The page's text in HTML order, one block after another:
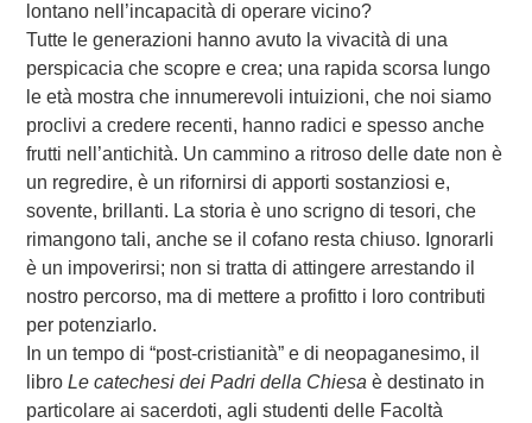
lontano nell’incapacità di operare vicino?
Tutte le generazioni hanno avuto la vivacità di una
perspicacia che scopre e crea; una rapida scorsa lungo
le età mostra che innumerevoli intuizioni, che noi siamo
proclivi a credere recenti, hanno radici e spesso anche
frutti nell’antichità. Un cammino a ritroso delle date non è
un regredire, è un rifornirsi di apporti sostanziosi e,
sovente, brillanti. La storia è uno scrigno di tesori, che
rimangono tali, anche se il cofano resta chiuso. Ignorarli
è un impoverirsi; non si tratta di attingere arrestando il
nostro percorso, ma di mettere a profitto i loro contributi
per potenziarlo.
In un tempo di “post-cristianità” e di neopaganesimo, il
libro Le catechesi dei Padri della Chiesaè destinato in
particolare ai sacerdoti, agli studenti delle Facoltà